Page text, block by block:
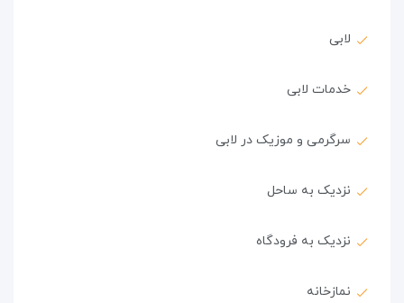
لابی
خدمات لابی
سرگرمی و موزیک در لابی
نزدیک به ساحل
نزدیک به فرودگاه
نمازخانه